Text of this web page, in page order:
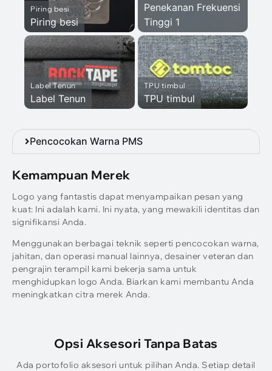
Piring besi
Piring besi
Penekanan Frekuensi
Tinggi 1
Label Tenun
Label Tenun
TPU timbul
TPU timbul
Pencocokan Warna PMS
Kemampuan Merek
Logo yang fantastis dapat menyampaikan pesan yang
kuat: Ini adalah kami. Ini nyata, yang mewakili identitas dan
signifikansi Anda.
Menggunakan berbagai teknik seperti pencocokan warna,
jahitan, dan operasi manual lainnya, desainer veteran dan
pengrajin terampil kami bekerja sama untuk
menghidupkan logo Anda. Biarkan kami membantu Anda
meningkatkan citra merek Anda.
Opsi Aksesori Tanpa Batas
Ada portofolio aksesori untuk pilihan Anda. Setiap detail